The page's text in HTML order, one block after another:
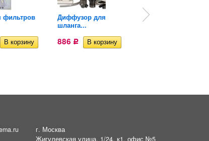
фильтров
Диффузор для
шланга...
886 Р
Tetra Мембраны к APS
г. Москва
Жигулевская улица, 1/24, к1, офис №5